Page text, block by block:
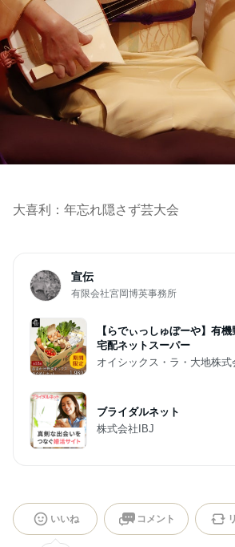
大喜利：年忘れ隠さず芸大会
宣伝
有限会社宮岡博英事務所
【らでぃっしゅぼーや】有
宅配ネットスーパー
オイシックス・ラ・大地株式
ブライダルネット
株式会社IBJ
いいね コメント